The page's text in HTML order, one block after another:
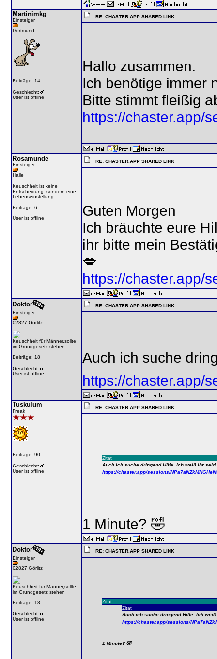
Martinimkg
Einsteiger
Dortmund
Beiträge: 14
Geschlecht:
User ist offline
RE: CHASTER.APP SHARED LINK
Hallo zusammen.
Ich benötige immer
Bitte stimmt fleißig
https://chaster.app/
Rosamunde
Einsteiger
Halle
Keuschheit ist keine
Entscheidung, sondern eine
Lebenseinstellung
Beiträge: 6
User ist offline
RE: CHASTER.APP SHARED LINK
Guten Morgen
Ich bräuchte eure
ihr bitte mein
💋
https://chaster.app/
Doktor
Einsteiger
02827 Görlitz
Keuschheit für Männer,sollte
im Grundgesetz stehen
Beiträge: 18
Geschlecht:
User ist offline
RE: CHASTER.APP SHARED LINK
Auch ich suche
https://chaster.app/
Tuskulum
Freak
Beiträge: 90
Geschlecht:
User ist offline
RE: CHASTER.APP SHARED LINK
Zitat
Auch ich suche dringend Hilfe. Ich weiß ihr seid
https://chaster.app/sessions/
1 Minute? 🤣
Doktor
Einsteiger
02827 Görlitz
Keuschheit für Männer,sollte
im Grundgesetz stehen
Beiträge: 18
Geschlecht:
User ist offline
RE: CHASTER.APP SHARED LINK
Zitat
Zitat
Auch ich suche dringend Hilfe. Ich
https://chaster.app/sessions/
1 Minute? 🤣